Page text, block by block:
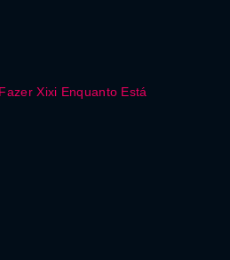
Xixi Enquanto Está